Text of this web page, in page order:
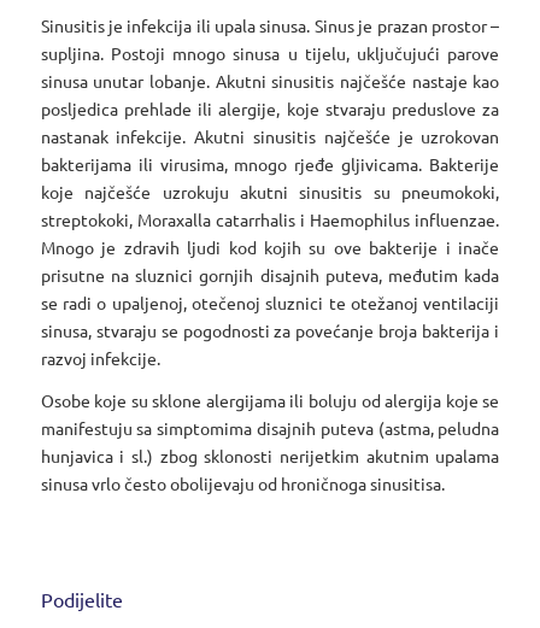
Sinusitis je infekcija ili upala sinusa. Sinus je prazan prostor –
supljina. Postoji mnogo sinusa u tijelu, uključujući parove
sinusa unutar lobanje. Akutni sinusitis najčešće nastaje kao
posljedica prehlade ili alergije, koje stvaraju preduslove za
nastanak infekcije. Akutni sinusitis najčešće je uzrokovan
bakterijama ili virusima, mnogo rjeđe gljivicama. Bakterije
koje najčešće uzrokuju akutni sinusitis su pneumokoki,
streptokoki, Moraxalla catarrhalis i Haemophilus influenzae.
Mnogo je zdravih ljudi kod kojih su ove bakterije i inače
prisutne na sluznici gornjih disajnih puteva, međutim kada
se radi o upaljenoj, otečenoj sluznici te otežanoj ventilaciji
sinusa, stvaraju se pogodnosti za povećanje broja bakterija i
razvoj infekcije.
Osobe koje su sklone alergijama ili boluju od alergija koje se
manifestuju sa simptomima disajnih puteva (astma, peludna
hunjavica i sl.) zbog sklonosti nerijetkim akutnim upalama
sinusa vrlo često obolijevaju od hroničnoga sinusitisa.
Podijelite